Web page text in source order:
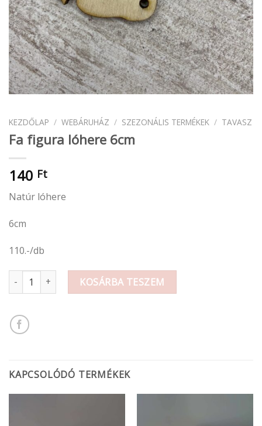
KEZDŐLAP / WEBÁRUHÁZ / SZEZONÁLIS TERMÉKEK / TAVASZ
Fa figura lóhere 6cm
140 Ft
Natúr lóhere
6cm
110.-/db
Fa figura lóhere 6cm mennyiség
KOSÁRBA TESZEM
KAPCSOLÓDÓ TERMÉKEK